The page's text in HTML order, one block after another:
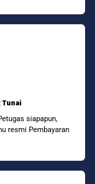
Tunai
siapapun,
resmi Pembayaran